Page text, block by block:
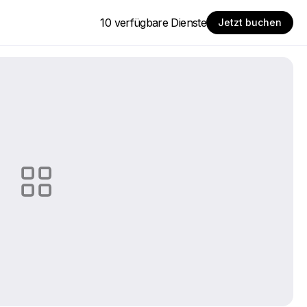
10 verfügbare Dienste Jetzt buchen